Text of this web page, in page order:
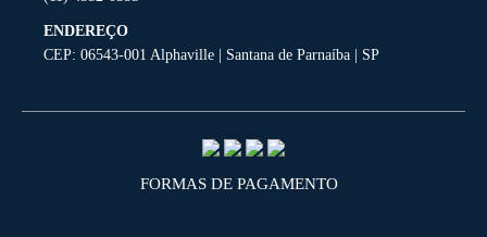
ENDEREÇO
CEP: 06543-001 Alphaville | Santana de Parnaíba | SP
FORMAS DE PAGAMENTO